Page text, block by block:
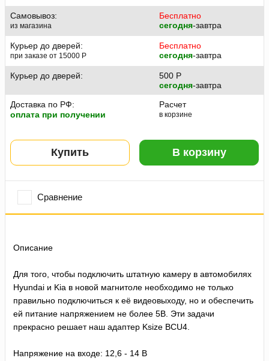
Самовывоз:
из магазина
Бесплатно
сегодня-завтра
Курьер до дверей:
при заказе от 15000 P
Бесплатно
сегодня-завтра
Курьер до дверей: 500 P
сегодня-завтра
Доставка по РФ:
оплата при получении
Расчет
в корзине
Купить В корзину
Сравнение
Описание
Для того, чтобы подключить штатную камеру в автомобилях
Hyundai и Kia в новой магнитоле необходимо не только
правильно подключиться к её видеовыходу, но и обеспечить
ей питание напряжением не более 5В. Эти задачи
прекрасно решает наш адаптер Ksize BCU4.
Напряжение на входе: 12,6 - 14 В